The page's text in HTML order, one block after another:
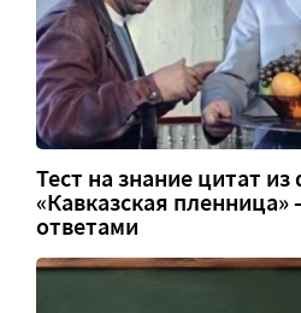
Тест на знание цитат
«Кавказская пленница»
ответами